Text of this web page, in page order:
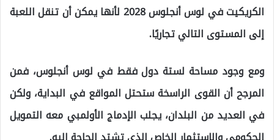
الكريكيت في لوس أنجلوس 2028 لأنها يمكن أن تنقل اللعبة
إلى المستوى التالي تجاريًا.
ومع وجود مساحة لستة دول فقط في لوس أنجلوس، فمن
المرجح أن القوى الراسخة ستحتل المواقع في البداية، ولكن
في العديد من البلدان، يجلب الإدماج الأولمبي معه التمويل